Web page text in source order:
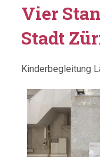
Vier
Stadt
Kinderbegleitung